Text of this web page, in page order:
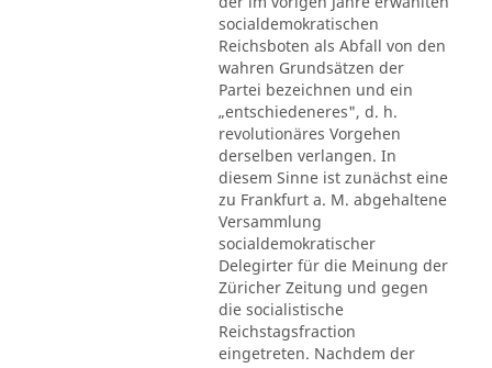
socialdemokratischen
Reichsboten als Abfall von den
wahren Grundsätzen der
Partei bezeichnen und ein
„entschiedeneres", d. h.
revolutionäres Vorgehen
derselben verlangen. In
diesem Sinne ist zunächst eine
zu Frankfurt a. M. abgehaltene
Versammlung
socialdemokratischer
Delegirter für die Meinung der
Züricher Zeitung und gegen
die socialistische
Reichstagsfraction
eingetreten. Nachdem der